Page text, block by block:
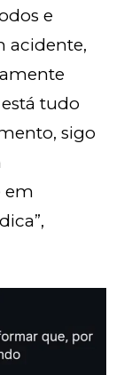
e
acidente,
tudo
sigo
em